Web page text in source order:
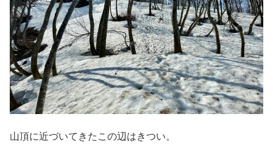
山頂に近づいてきたこの辺はきつい。